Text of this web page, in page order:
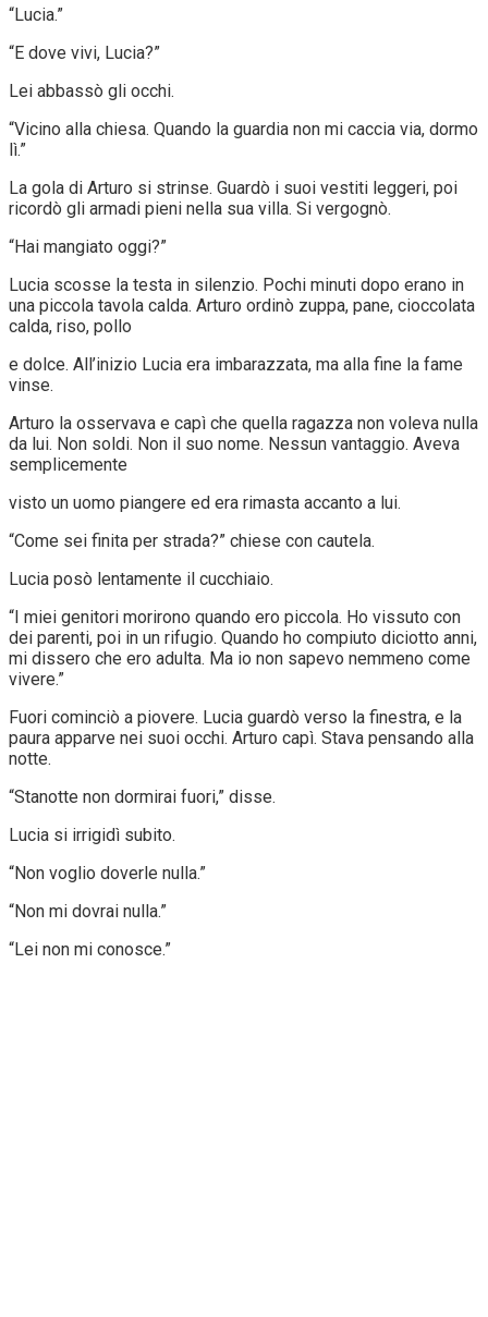
“Lucia.”
“E dove vivi, Lucia?”
Lei abbassò gli occhi.
“Vicino alla chiesa. Quando la guardia non mi caccia via, dormo
lì.”
La gola di Arturo si strinse. Guardò i suoi vestiti leggeri, poi
ricordò gli armadi pieni nella sua villa. Si vergognò.
“Hai mangiato oggi?”
Lucia scosse la testa in silenzio. Pochi minuti dopo erano in
una piccola tavola calda. Arturo ordinò zuppa, pane, cioccolata
calda, riso, pollo
e dolce. All’inizio Lucia era imbarazzata, ma alla fine la fame
vinse.
Arturo la osservava e capì che quella ragazza non voleva nulla
da lui. Non soldi. Non il suo nome. Nessun vantaggio. Aveva
semplicemente
visto un uomo piangere ed era rimasta accanto a lui.
“Come sei finita per strada?” chiese con cautela.
Lucia posò lentamente il cucchiaio.
“I miei genitori morirono quando ero piccola. Ho vissuto con
dei parenti, poi in un rifugio. Quando ho compiuto diciotto anni,
mi dissero che ero adulta. Ma io non sapevo nemmeno come
vivere.”
Fuori cominciò a piovere. Lucia guardò verso la finestra, e la
paura apparve nei suoi occhi. Arturo capì. Stava pensando alla
notte.
“Stanotte non dormirai fuori,” disse.
Lucia si irrigidì subito.
“Non voglio doverle nulla.”
“Non mi dovrai nulla.”
“Lei non mi conosce.”